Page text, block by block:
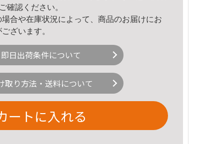
確認ください。
合や在庫状況によって、商品のお届けにお
ざいます。
即日出荷条件について
取り方法・送料について
ートに入れる